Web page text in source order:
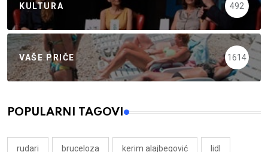
KULTURA 492
VAŠE PRIČE 1614
POPULARNI TAGOVI
rudari bruceloza kerim alajbegović lidl